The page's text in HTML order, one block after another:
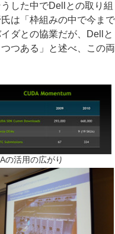
した中でDellとの取り組
は「枠組みの中で今まで
ダとの協業だが、Dellと
つある」と述べ、この両
の活用の広がり